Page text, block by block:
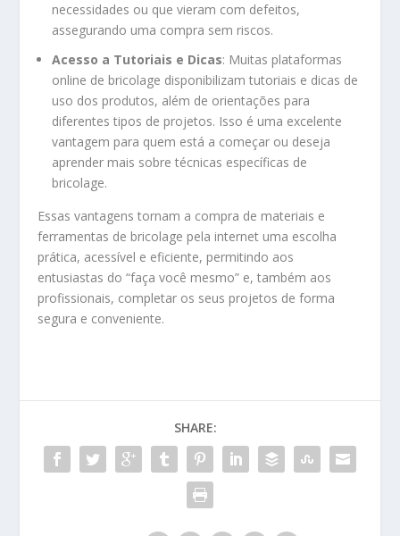
necessidades ou que vieram com defeitos,
assegurando uma compra sem riscos.
Acesso a Tutoriais e Dicas: Muitas plataformas
online de bricolage disponibilizam tutoriais e dicas de
uso dos produtos, além de orientações para
diferentes tipos de projetos. Isso é uma excelente
vantagem para quem está a começar ou deseja
aprender mais sobre técnicas específicas de
bricolage.
Essas vantagens tornam a compra de materiais e
ferramentas de bricolage pela internet uma escolha
prática, acessível e eficiente, permitindo aos
entusiastas do “faça você mesmo” e, também aos
profissionais, completar os seus projetos de forma
segura e conveniente.
SHARE: